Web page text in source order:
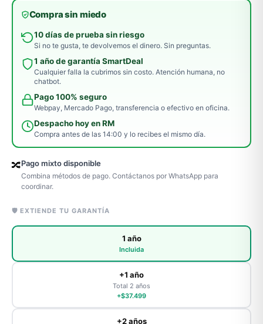
Compra sin miedo
10 días de prueba sin riesgo
Si no te gusta, te devolvemos el dinero. Sin preguntas.
1 año de garantía SmartDeal
Cualquier falla la cubrimos sin costo. Atención humana, no
chatbot.
Pago 100% seguro
Webpay, Mercado Pago, transferencia o efectivo en oficina.
Despacho hoy en RM
Compra antes de las 14:00 y lo recibes el mismo día.
🔀Pago mixto disponible
Combina métodos de pago. Contáctanos por WhatsApp para
coordinar.
🛡️ EXTIENDE TU GARANTÍA
1 año
Incluida
+1 año
Total 2 años
+$37.499
+2 años